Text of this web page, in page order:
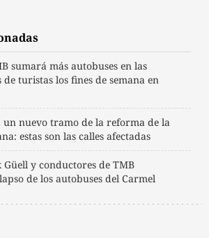
sumará más autobuses en las
turistas los fines de semana en
un nuevo tramo de la reforma de la
estas son las calles afectadas
Güell y conductores de TMB
de los autobuses del Carmel